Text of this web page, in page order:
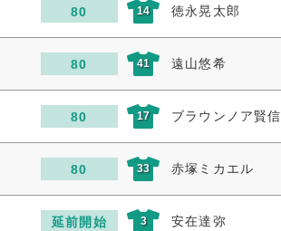
80 14 徳永晃太郎
80 41 遠山悠希
80 17 ブラウンノア賢信
80 33 赤塚ミカエル
延前開始 3 安在達弥